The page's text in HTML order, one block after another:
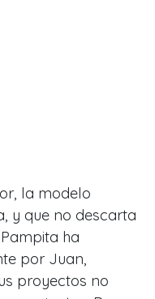
la modelo
y que no descarta
ha
por Juan,
proyectos no